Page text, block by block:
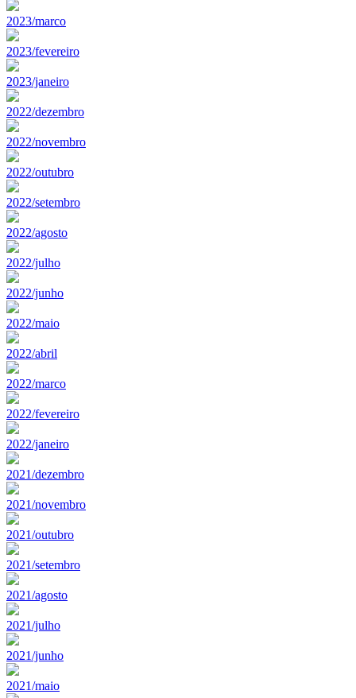
2023/marco
2023/fevereiro
2023/janeiro
2022/dezembro
2022/novembro
2022/outubro
2022/setembro
2022/agosto
2022/julho
2022/junho
2022/maio
2022/abril
2022/marco
2022/fevereiro
2022/janeiro
2021/dezembro
2021/novembro
2021/outubro
2021/setembro
2021/agosto
2021/julho
2021/junho
2021/maio